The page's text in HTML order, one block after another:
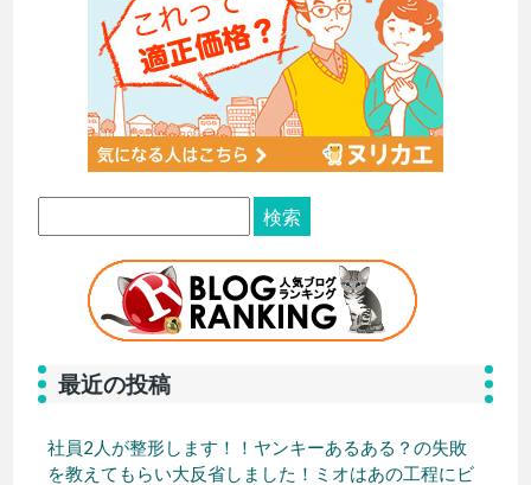
最近の投稿
社員2人が整形します！！ヤンキーあるある？の失敗
を教えてもらい大反省しました！ミオはあの工程にビ